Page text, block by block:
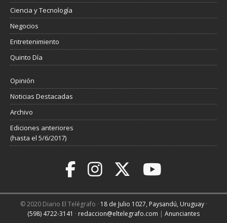
Ciencia y Tecnología
Negocios
Entretenimiento
Quinto Día
Opinión
Noticias Destacadas
Archivo
Ediciones anteriores
(hasta el 5/6/2017)
© 2020 Diario El Telégrafo · 18 de Julio 1027, Paysandú, Uruguay·
(598) 4722-3141 · redaccion@eltelegrafo.com | Anunciantes